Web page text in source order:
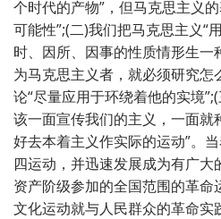
个时代的产物”，但马克思主义
可能性”;(二)我们把马克思主义“
时、因所、因事的性质情形生一
为马克思主义者，就必须研究怎
论“尽量应用于环绕着他的实境
该一面宣传我们的主义，一面就
好去本着主义作实际的运动”。
四运动，并迅速发展成为有广
资产阶级参加的全国范围的革
文化运动就与人民群众的革命实